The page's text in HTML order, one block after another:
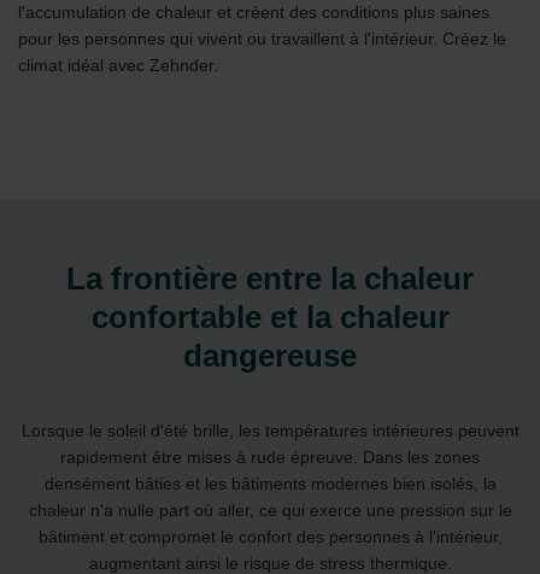
l'accumulation de chaleur et créent des conditions plus saines
pour les personnes qui vivent ou travaillent à l'intérieur. Créez le
climat idéal avec Zehnder.
La frontière entre la chaleur
confortable et la chaleur
dangereuse
Lorsque le soleil d'été brille, les températures intérieures peuvent
rapidement être mises à rude épreuve. Dans les zones
densément bâties et les bâtiments modernes bien isolés, la
chaleur n'a nulle part où aller, ce qui exerce une pression sur le
bâtiment et compromet le confort des personnes à l'intérieur,
augmentant ainsi le risque de stress thermique.